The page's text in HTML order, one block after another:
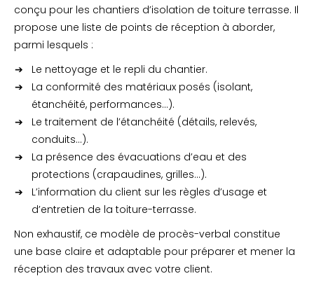
conçu pour les chantiers d’isolation de toiture terrasse. Il
propose une liste de points de réception à aborder,
parmi lesquels :
Le nettoyage et le repli du chantier.
La conformité des matériaux posés (isolant,
étanchéité, performances…).
Le traitement de l’étanchéité (détails, relevés,
conduits…).
La présence des évacuations d’eau et des
protections (crapaudines, grilles…).
L’information du client sur les règles d’usage et
d’entretien de la toiture-terrasse.
Non exhaustif, ce modèle de procès-verbal constitue
une base claire et adaptable pour préparer et mener la
réception des travaux avec votre client.